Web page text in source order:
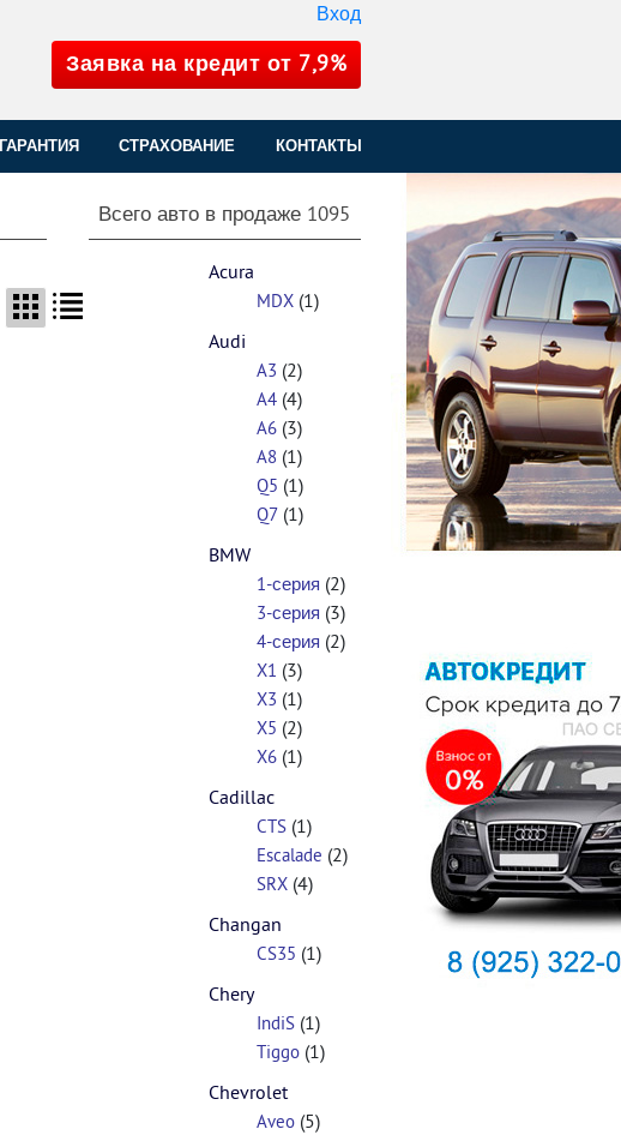
Вход
Заявка на кредит от 7,9%
ГАРАНТИЯ СТРАХОВАНИЕ КОНТАКТЫ
Всего авто в продаже 1095
Acura
MDX(1)
Audi
A3 (2)
A4(4)
A6(3)
A8 (1)
Q5 (1)
Q7(1)
BMW
1-серия (2)
3-серия (3)
4-серия (2)
X1 (3)
X3 (1)
X5 (2)
X6(1)
Cadillac
CTS(1)
Escalade (2)
SRX(4)
Changan
CS35 (1)
Chery
IndiS(1)
Tiggo(1)
Chevrolet
Aveo(5)